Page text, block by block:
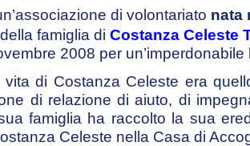
di volontariato nata
famiglia di Costanza Celeste
2008 per
vita di Costanza Celeste era
di relazione di aiuto, di
famiglia ha raccolto la sua
Celeste nella Casa di